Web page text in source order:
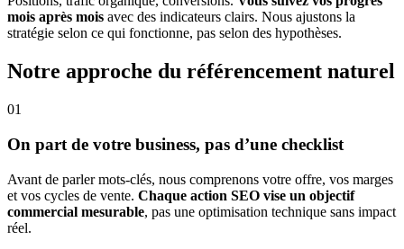
mois après mois avec des indicateurs clairs. Nous ajustons la
stratégie selon ce qui fonctionne, pas selon des hypothèses.
Notre approche du référencement naturel
01
On part de votre business, pas d’une checklist
Avant de parler mots-clés, nous comprenons votre offre, vos marges
et vos cycles de vente. Chaque action SEO vise un objectif
commercial mesurable, pas une optimisation technique sans impact
réel.